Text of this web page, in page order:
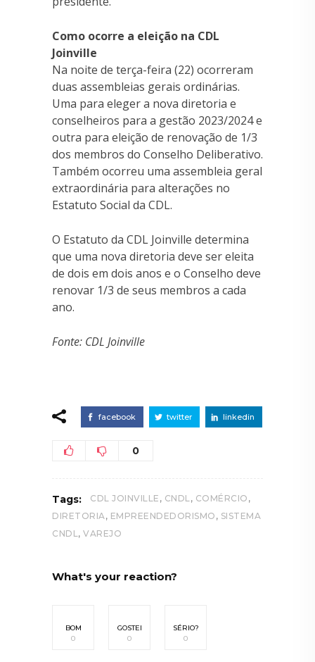
Como ocorre a eleição na CDL
Joinville
Na noite de terça-feira (22) ocorreram
duas assembleias gerais ordinárias.
Uma para eleger a nova diretoria e
conselheiros para a gestão 2023/2024 e
outra para eleição de renovação de 1/3
dos membros do Conselho Deliberativo.
Também ocorreu uma assembleia geral
extraordinária para alterações no
Estatuto Social da CDL.
O Estatuto da CDL Joinville determina
que uma nova diretoria deve ser eleita
de dois em dois anos e o Conselho deve
renovar 1/3 de seus membros a cada
ano.
Fonte: CDL Joinville
facebook twitter linkedin
0
Tags: CDL JOINVILLE , CNDL, COMÉRCIO ,
DIRETORIA, EMPREENDEDORISMO , SISTEMA
CNDL, VAREJO
What's your reaction?
BOM
0
GOSTEI
0
SÉRIO?
0